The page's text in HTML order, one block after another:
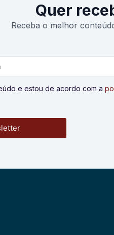
Quer
Receba o melhor
e estou de acordo com a